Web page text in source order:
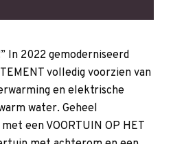
In 2022 gemoderniseerd
volledig voorzien van
en elektrische
water. Geheel
een VOORTUIN OP HET